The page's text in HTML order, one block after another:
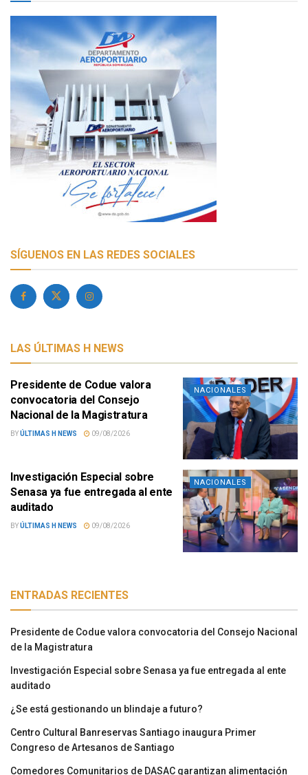
SÍGUENOS EN LAS REDES SOCIALES
LAS ÚLTIMAS H NEWS
NACIONALES
Presidente de Codue valora
convocatoria del Consejo
Nacional de la Magistratura
BYÚLTIMAS H NEWS 09/08/2026
NACIONALES
Investigación Especial sobre
Senasa ya fue entregada al ente
auditado
BYÚLTIMAS H NEWS 09/08/2026
ENTRADAS RECIENTES
Presidente de Codue valora convocatoria del Consejo Nacional
de la Magistratura
Investigación Especial sobre Senasa ya fue entregada al ente
auditado
¿Se está gestionando un blindaje a futuro?
Centro Cultural Banreservas Santiago inaugura Primer
Congreso de Artesanos de Santiago
Comedores Comunitarios de DASAC garantizan alimentación